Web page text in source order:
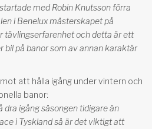
med Robin Knutsson förra
i Benelux mästerskapet på
tävlingserfarenhet och detta är ett
bil på banor som av annan karaktär
att hålla igång under vintern och
banor:
dra igång säsongen tidigare än
i Tyskland så är det viktigt att